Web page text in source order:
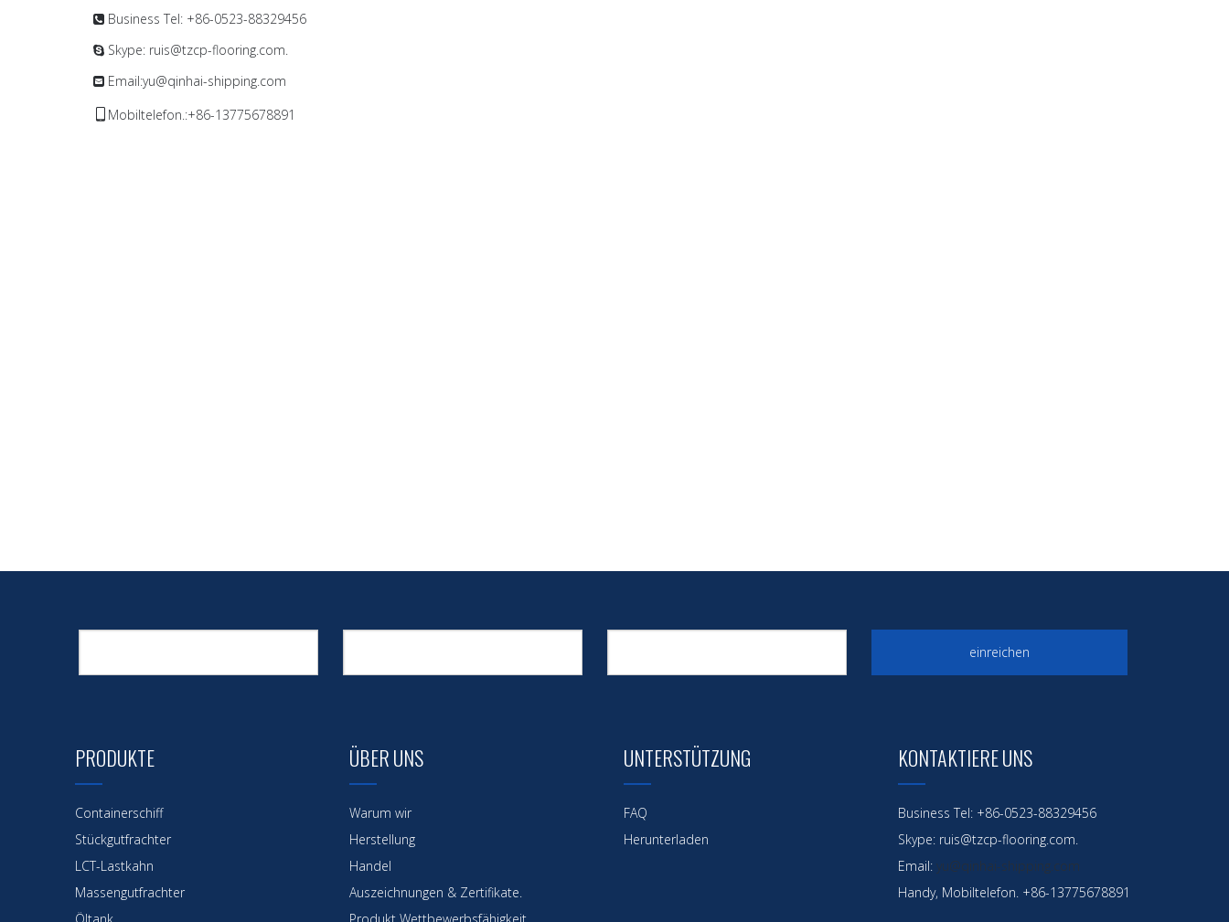
 Business Tel: +86-0523-88329456
 Skype: ruis@tzcp-flooring.com.
 Email:yu@qinhai-shipping.com
Mobiltelefon.:+86-13775678891
einreichen
PRODUKTE
Containerschiff
Stückgutfrachter
LCT-Lastkahn
Massengutfrachter
ÜBER UNS
Warum wir
Herstellung
Handel
Auszeichnungen & Zertifikate.
UNTERSTÜTZUNG
FAQ
Herunterladen
KONTAKTIERE UNS
Business Tel: +86-0523-88329456
Skype: ruis@tzcp-flooring.com.
Email: yu@qinhai-shipping.com
Handy, Mobiltelefon. +86-13775678891